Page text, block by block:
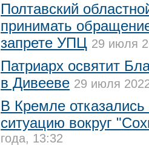
Полтавский
принимать
запрете УПЦ 29 июля
Патриарх освятит
в Дивееве 29 июля
В Кремле
ситуацию вокруг
года, 13:32